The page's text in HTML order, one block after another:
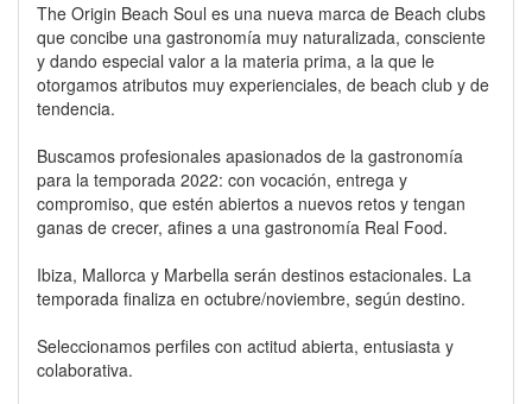
The Origin Beach Soul es una nueva marca de Beach clubs
que concibe una gastronomía muy naturalizada, consciente
y dando especial valor a la materia prima, a la que le
otorgamos atributos muy experienciales, de beach club y de
tendencia.
Buscamos profesionales apasionados de la gastronomía
para la temporada 2022: con vocación, entrega y
compromiso, que estén abiertos a nuevos retos y tengan
ganas de crecer, afines a una gastronomía Real Food.
Ibiza, Mallorca y Marbella serán destinos estacionales. La
temporada finaliza en octubre/noviembre, según destino.
Seleccionamos perfiles con actitud abierta, entusiasta y
colaborativa.